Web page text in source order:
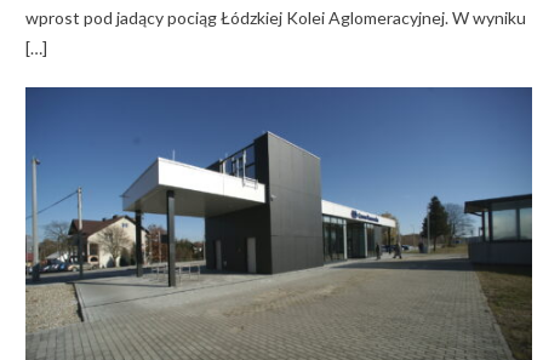
wprost pod jadący pociąg Łódzkiej Kolei Aglomeracyjnej. W wyniku
[…]